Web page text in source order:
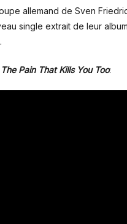
allemand de Sven
single extrait de leur album
The Pain That Kills You Too: